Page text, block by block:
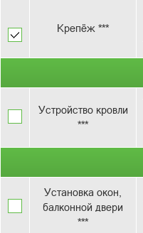
Крепёж ***
Устройство кровли
***
Установка окон,
балконной двери
***